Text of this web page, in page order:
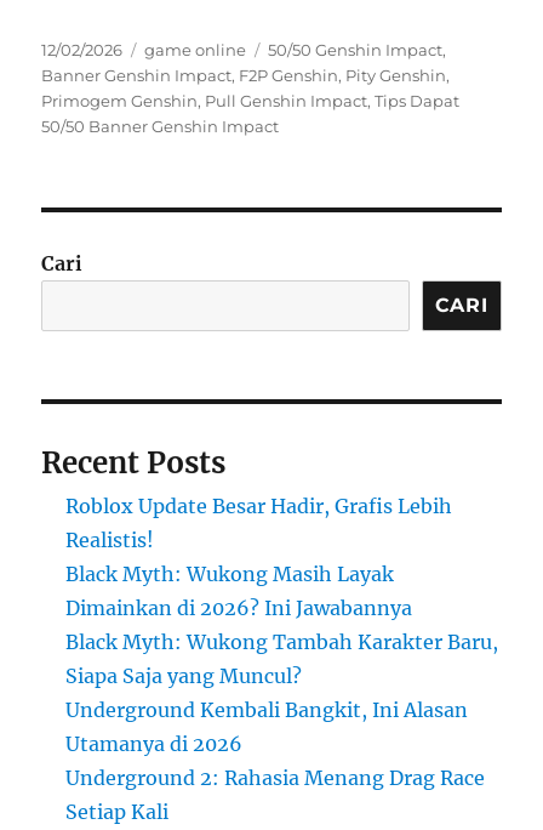
Posted
on
12/02/2026 Categories
game online Tags
50/50 Genshin Impact,
Banner Genshin Impact, F2P Genshin, Pity Genshin,
Primogem Genshin, Pull Genshin Impact,Tips Dapat
50/50 Banner Genshin Impact
Cari
CARI
Recent Posts
Roblox Update Besar Hadir, Grafis Lebih
Realistis!
Black Myth: Wukong Masih Layak
Dimainkan di 2026? Ini Jawabannya
Black Myth: Wukong Tambah Karakter Baru,
Siapa Saja yang Muncul?
Underground Kembali Bangkit, Ini Alasan
Utamanya di 2026
Underground 2: Rahasia Menang Drag Race
Setiap Kali